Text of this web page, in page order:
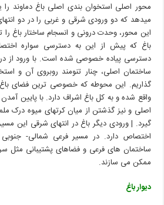
محور اصلی استخوان بندی اصلی باغ دماوند
میدهد که دو ورودی شرقی و غربی را در دو
این محور، وحدت درونی و انسجام ساختار باغ
باغ که پیش از این به دسترسی سواره
دسترسی پیاده خصوصی شده است. با ورود از
ساختمان اصلی، چنار تنومند روبروی آن و
گذاریم. این محوطه که خصوصی ترین فضای باغ
واقع شده و به کل باغ اشراف دارد. با پایین
اصلی و نیز گذشتن از میان کرتهای میوه درک
گیرد. | ورودی دیگر باغ در انتهای شرقی این
اختصاص دارد. در مسیر فرعی شمالی-
ساختمان های فرعی و فضاهای پشتیبانی مثل
ممکن می سازند.
دیوار باغ